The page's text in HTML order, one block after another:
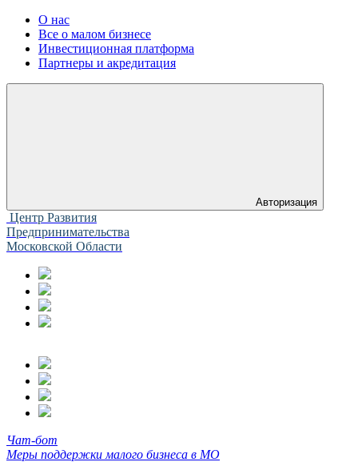
О нас
Все о малом бизнесе
Инвестиционная платформа
Партнеры и акредитация
Авторизация
Центр Развития
Предпринимательства
Московской Области
Чат-бот
Меры поддержки малого бизнеса в МО